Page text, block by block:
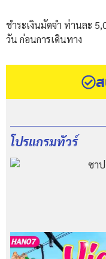
ชำระเงินมัดจำ ท่านละ
วัน ก่อนการเดินทาง
โปรแกรมทัวร์